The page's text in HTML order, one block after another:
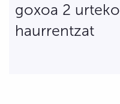
goxoa 2 urteko
haurrentzat